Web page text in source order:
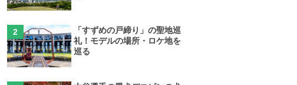
「すずめの戸締り」の聖地巡
礼！モデルの場所・ロケ地を
巡る